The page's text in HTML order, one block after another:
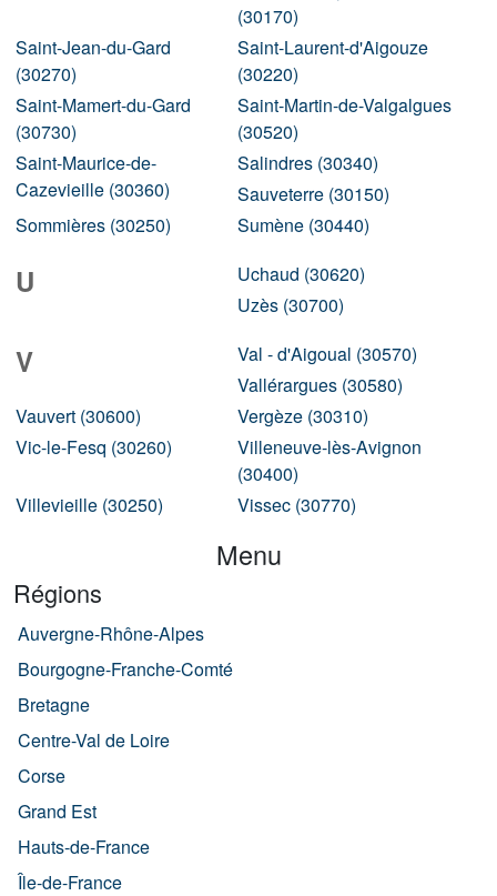
(30170)
Saint-Jean-du-Gard
(30270)
Saint-Laurent-d'Aigouze
(30220)
Saint-Mamert-du-Gard
(30730)
Saint-Martin-de-Valgalgues
(30520)
Saint-Maurice-de-
Cazevieille (30360)
Salindres (30340)
Sauveterre (30150)
Sommières (30250)
Sumène (30440)
U
Uchaud (30620)
Uzès (30700)
V
Val - d'Aigoual (30570)
Vallérargues (30580)
Vauvert (30600)
Vergèze (30310)
Vic-le-Fesq (30260)
Villeneuve-lès-Avignon
(30400)
Villevieille (30250)
Vissec (30770)
Menu
Régions
Auvergne-Rhône-Alpes
Bourgogne-Franche-Comté
Bretagne
Centre-Val de Loire
Corse
Grand Est
Hauts-de-France
Île-de-France